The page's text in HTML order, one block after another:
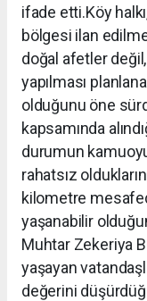
ifade etti.Köy
bölgesi ilan
doğal afetler
yapılması
olduğunu öne
kapsamında
durumun
rahatsız
kilometre
yaşanabilir
Muhtar Zekeriya
yaşayan
değerini